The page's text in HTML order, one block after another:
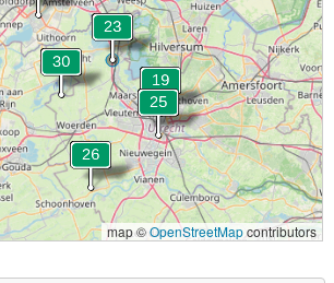
map ©OpenStreetMapcontributors